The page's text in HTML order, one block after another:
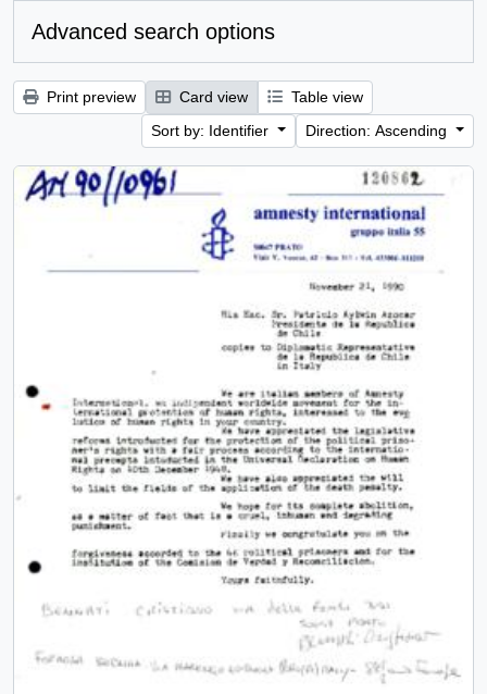
Advanced search options
Print preview Card view
Table view
Sort by: Identifier
Direction: Ascending